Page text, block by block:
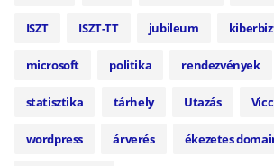
ISZT ISZT-TT jubileum
microsoft politika rendezvények
statisztika tárhely Utazás Vicc
wordpress árverés ékezetes